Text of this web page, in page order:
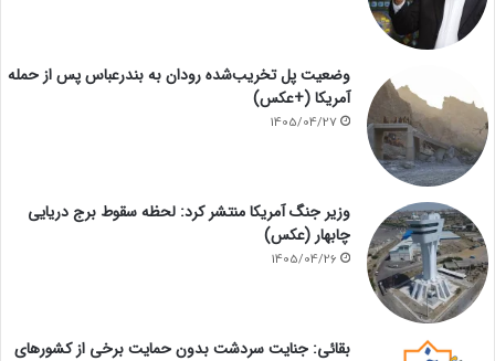
وضعیت پل تخریب‌شده رودان به بندرعباس پس از حمله
آمریکا (+عکس)
1405/04/27
وزیر جنگ آمریکا منتشر کرد: لحظه سقوط برج دریایی
چابهار (عکس)
1405/04/26
بقائی: جنایت سردشت بدون حمایت برخی از کشورهای